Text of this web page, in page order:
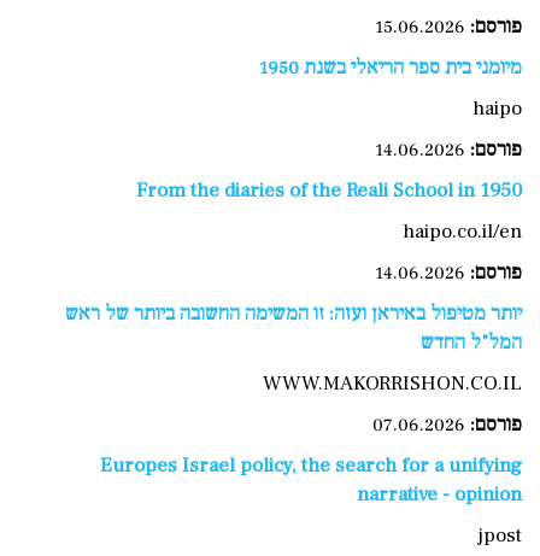
פורסם:
מיומני בית ספר הריאלי בשנת 1950
haipo
פורסם:
From the diaries of the Reali School in 1950
haipo.co.il/en
פורסם:
יותר מטיפול באיראן ועזה: זו המשימה החשובה ביותר של ראש
המל"ל החדש
WWW.MAKORRISHON.CO.IL
פורסם:
Europes Israel policy, the search for a unifying
narrative - opinion
jpost